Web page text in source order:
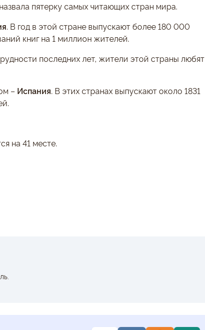
пятерку самых читающих стран мира.
. В год в этой стране выпускают более 180 000
книг на 1 миллион жителей.
последних лет, жители этой страны любят
– Испания. В этих странах выпускают около 1831
на 41 месте.